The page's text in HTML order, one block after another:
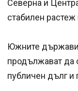
Северна и
стабилен
Южните
продължават да
публичен дълг и